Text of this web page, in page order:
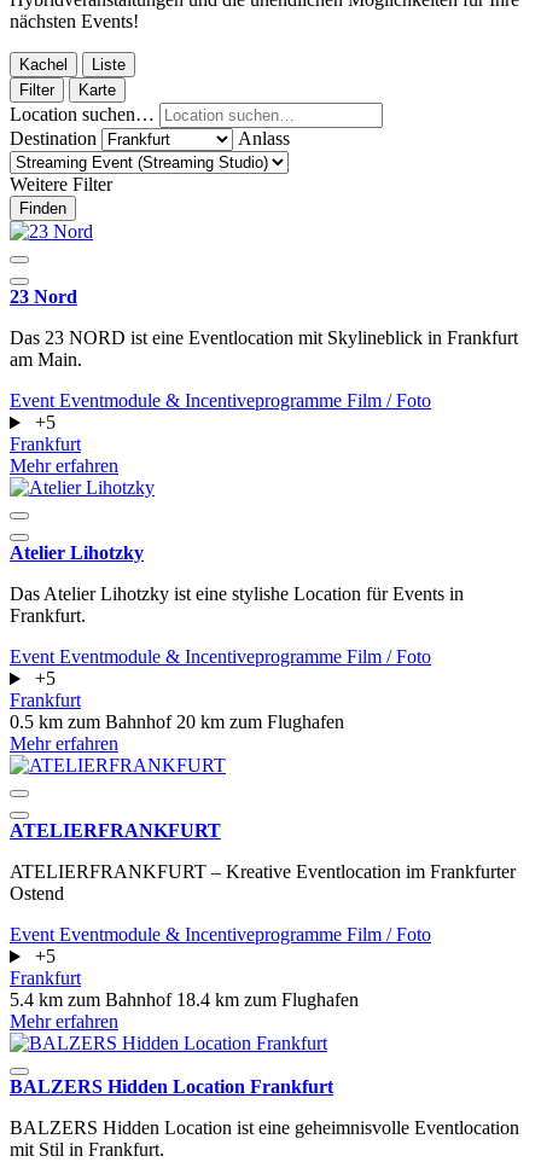
nächsten Events!
Kachel
Liste
Filter
Karte
Location suchen…
Destination
Anlass
Weitere Filter
Finden
23 Nord
Das 23 NORD ist eine Eventlocation mit Skylineblick in Frankfurt
am Main.
Event Eventmodule & Incentiveprogramme Film / Foto
+5
Frankfurt
Mehr erfahren
Atelier Lihotzky
Das Atelier Lihotzky ist eine stylishe Location für Events in
Frankfurt.
Event Eventmodule & Incentiveprogramme Film / Foto
+5
Frankfurt
0.5 km zum Bahnhof 20 km zum Flughafen
Mehr erfahren
ATELIERFRANKFURT
ATELIERFRANKFURT – Kreative Eventlocation im Frankfurter
Ostend
Event Eventmodule & Incentiveprogramme Film / Foto
+5
Frankfurt
5.4 km zum Bahnhof 18.4 km zum Flughafen
Mehr erfahren
BALZERS Hidden Location Frankfurt
BALZERS Hidden Location ist eine geheimnisvolle Eventlocation
mit Stil in Frankfurt.